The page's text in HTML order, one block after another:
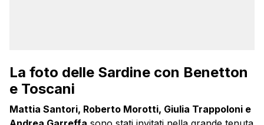
La foto delle Sardine con Benetton
e Toscani
Mattia Santori, Roberto Morotti, Giulia Trappoloni e